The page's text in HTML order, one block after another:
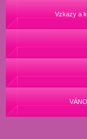
Vzkazy a